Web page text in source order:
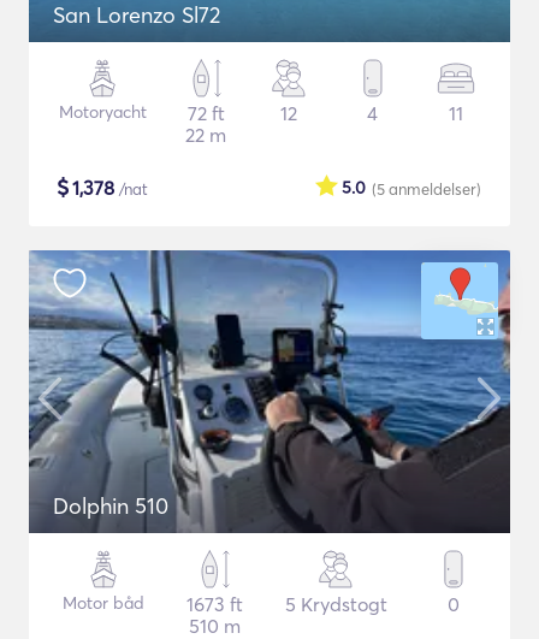
San Lorenzo Sl72
Motoryacht
72 ft
22 m
12 4 11
$1,378 /nat (5anmeldelser)
5.0
Dolphin 510
Motor båd
1673 ft
510 m
5 Krydstogt 0